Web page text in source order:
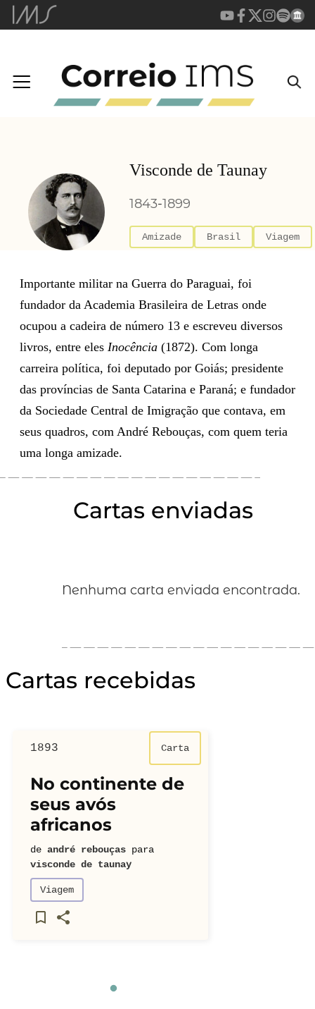
Visconde de Taunay
1843-1899
Amizade Brasil Viagem
Importante militar na Guerra do Paraguai, foi
fundador da Academia Brasileira de Letras onde
ocupou a cadeira de número 13 e escreveu diversos
livros, entre eles Inocência (1872). Com longa
carreira política, foi deputado por Goiás; presidente
das províncias de Santa Catarina e Paraná; e fundador
da Sociedade Central de Imigração que contava, em
seus quadros, com André Rebouças, com quem teria
uma longa amizade.
Cartas enviadas
Nenhuma carta enviada encontrada.
Cartas recebidas
1893 Carta
No continente de
seus avós
africanos
de andré rebouças para
visconde de taunay
Viagem